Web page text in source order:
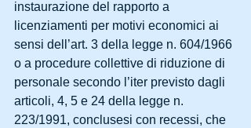
instaurazione del rapporto a
licenziamenti per motivi economici ai
sensi dell’art. 3 della legge n. 604/1966
o a procedure collettive di riduzione di
personale secondo l’iter previsto dagli
articoli, 4, 5 e 24 della legge n.
223/1991, conclusesi con recessi, che